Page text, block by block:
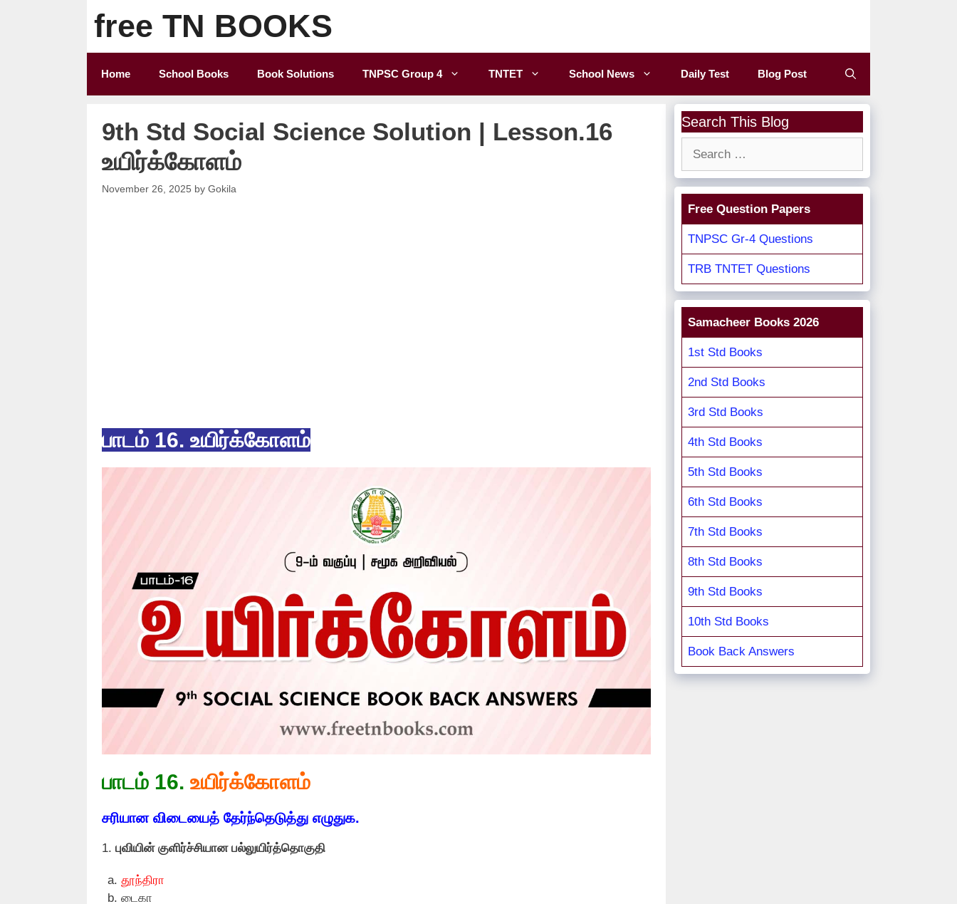
free TN BOOKS
Home School Books Book Solutions TNPSC Group 4 TNTET School News Daily Test Blog Post
9th Std Social Science Solution | Lesson.16
உயிர்க்கோளம்
November 26, 2025 by Gokila
பாடம் 16. உயிர்க்கோளம்
பாடம் 16. உயிர்க்கோளம்
சரியான விடையைத் தேர்ந்தெடுத்து எழுதுக.
1. புவியின் குளிர்ச்சியான பல்லுயிர்த்தொகுதி
தூந்திரா
டைகா
Search This Blog
Free Question Papers
TNPSC Gr-4 Questions
TRB TNTET Questions
Samacheer Books 2026
1st Std Books
2nd Std Books
3rd Std Books
4th Std Books
5th Std Books
6th Std Books
7th Std Books
8th Std Books
9th Std Books
10th Std Books
Book Back Answers